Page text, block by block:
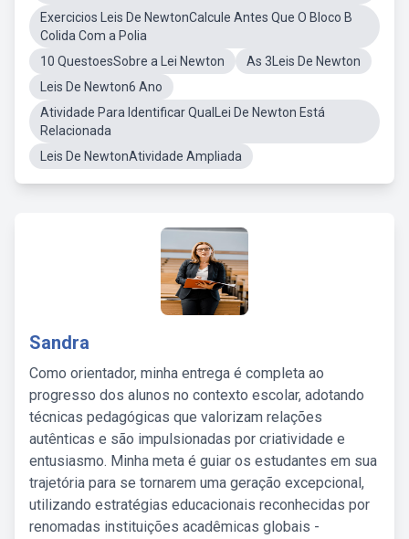
Exercicios Leis De NewtonCalcule Antes Que O Bloco B
Colida Com a Polia
10 QuestoesSobre a Lei Newton
As 3Leis De Newton
Leis De Newton6 Ano
Atividade Para Identificar QualLei De Newton Está
Relacionada
Leis De NewtonAtividade Ampliada
Sandra
Como orientador, minha entrega é completa ao
progresso dos alunos no contexto escolar, adotando
técnicas pedagógicas que valorizam relações
autênticas e são impulsionadas por criatividade e
entusiasmo. Minha meta é guiar os estudantes em sua
trajetória para se tornarem uma geração excepcional,
utilizando estratégias educacionais reconhecidas por
renomadas instituições acadêmicas globais -